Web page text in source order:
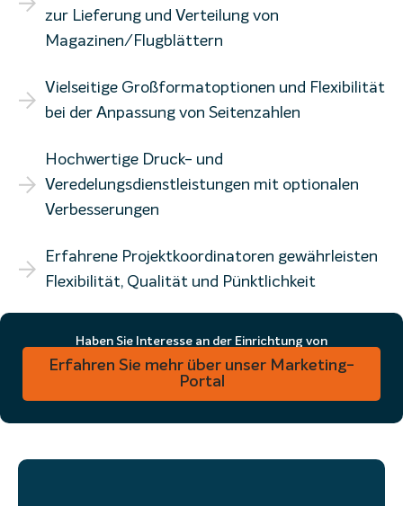
zur Lieferung und Verteilung von
Magazinen/Flugblättern
Vielseitige Großformatoptionen und Flexibilität
bei der Anpassung von Seitenzahlen
Hochwertige Druck- und
Veredelungsdienstleistungen mit optionalen
Verbesserungen
Erfahrene Projektkoordinatoren gewährleisten
Flexibilität, Qualität und Pünktlichkeit
Haben Sie Interesse an der Einrichtung von
Erfahren Sie mehr über unser Marketing-
Portal